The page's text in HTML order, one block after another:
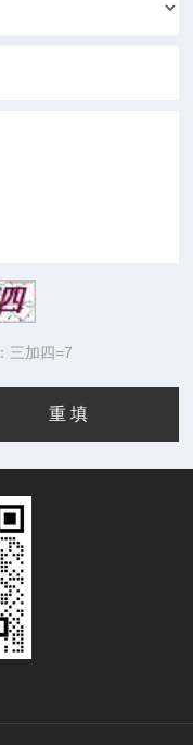
三加四=7